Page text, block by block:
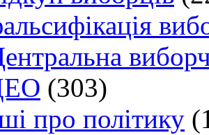
(303)
про політику